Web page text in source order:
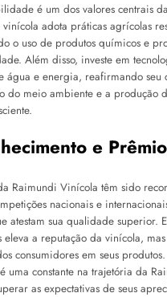
é um dos valores centrais
adota práticas agrícolas
o uso de produtos químicos e
Além disso, investe em
água e energia, reafirmando seu
do meio ambiente e a produção
e
Raimundi Vinícola têm sido
nacionais e
atestam sua qualidade superior.
eleva a reputação da vinícola,
consumidores em seus
uma constante na trajetória da
as expectativas de seus